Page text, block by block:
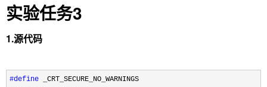
实验任务3
1.源代码
#define _CRT_SECURE_NO_WARNINGS